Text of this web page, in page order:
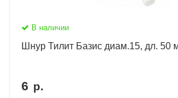
В наличии
Шнур Тилит Базис диам.15, дл. 50
6 р.